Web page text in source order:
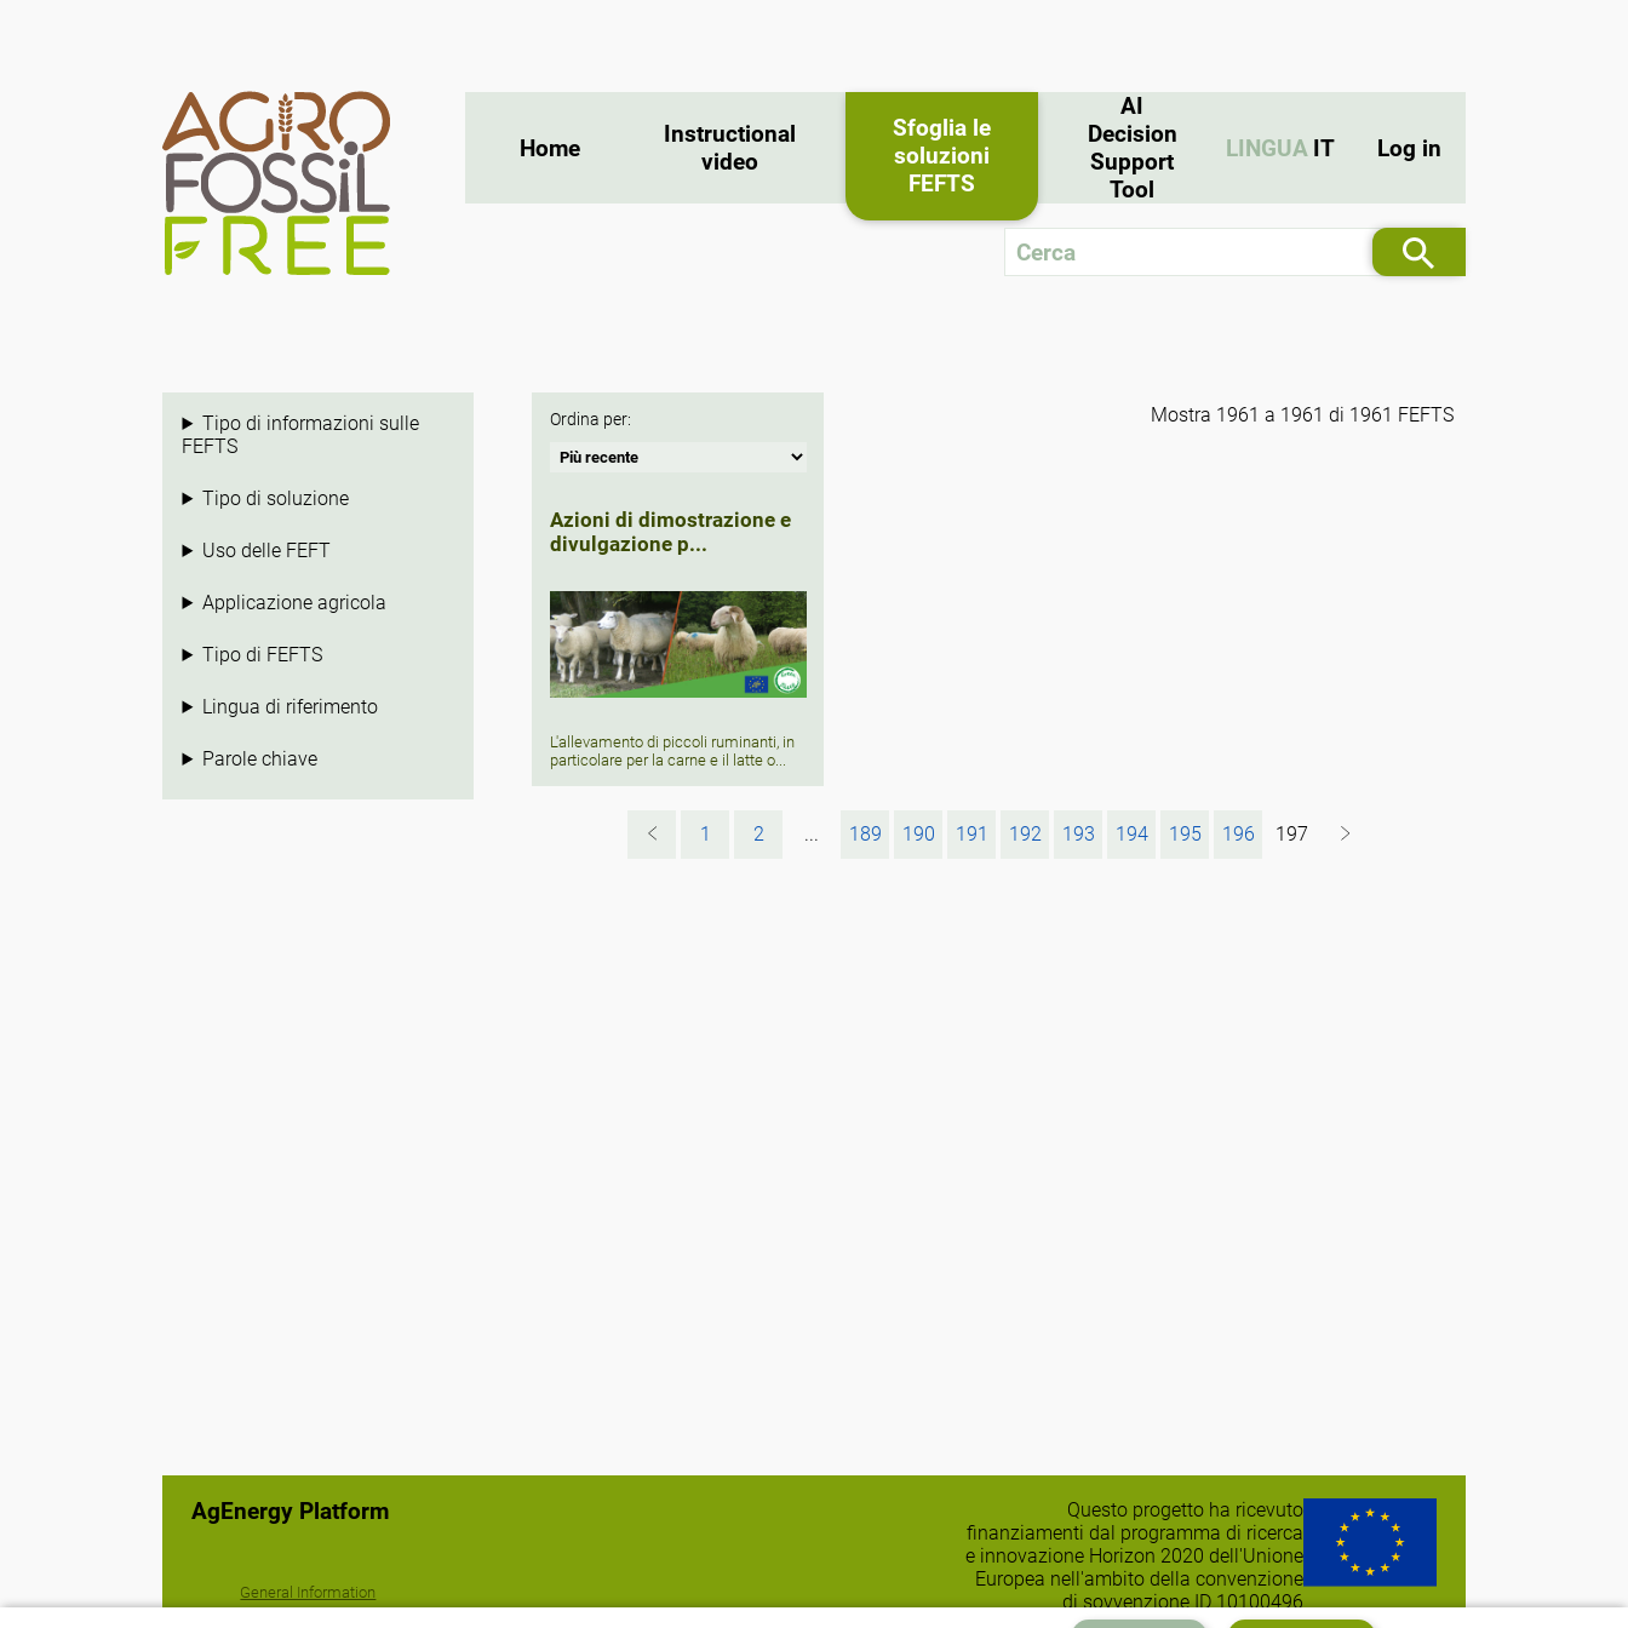
Home
Instructional
video
Sfoglia le
soluzioni
FEFTS
AI
Decision
Support
Tool
LINGUA IT Log in
Tipo di informazioni sulle
FEFTS
Tipo di soluzione
Uso delle FEFT
Applicazione agricola
Tipo di FEFTS
Lingua di riferimento
Parole chiave
Ordina per: Mostra 1961 a 1961 di 1961 FEFTS
Azioni di dimostrazione e
divulgazione p...
L'allevamento di piccoli ruminanti, in
particolare per la carne e il latte o...
1 2 ... 189 190 191 192 193 194 195 196 197
AgEnergy Platform
General Information
Questo progetto ha ricevuto
finanziamenti dal programma di ricerca
e innovazione Horizon 2020 dell'Unione
Europea nell'ambito della convenzione
di sovvenzione ID 10100496